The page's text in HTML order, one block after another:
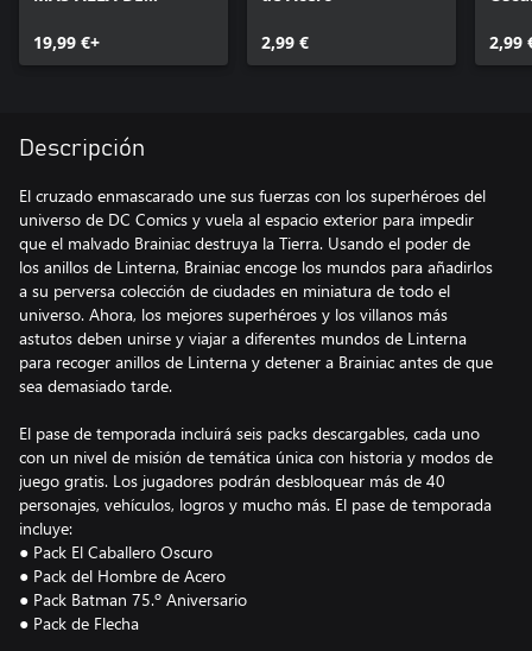
19,99 €+
2,99 € 2,99
Descripción
El cruzado enmascarado une sus fuerzas con los superhéroes del
universo de DC Comics y vuela al espacio exterior para impedir
que el malvado Brainiac destruya la Tierra. Usando el poder de
los anillos de Linterna, Brainiac encoge los mundos para añadirlos
a su perversa colección de ciudades en miniatura de todo el
universo. Ahora, los mejores superhéroes y los villanos más
astutos deben unirse y viajar a diferentes mundos de Linterna
para recoger anillos de Linterna y detener a Brainiac antes de que
sea demasiado tarde.
El pase de temporada incluirá seis packs descargables, cada uno
con un nivel de misión de temática única con historia y modos de
juego gratis. Los jugadores podrán desbloquear más de 40
personajes, vehículos, logros y mucho más. El pase de temporada
incluye:
● Pack El Caballero Oscuro
● Pack del Hombre de Acero
● Pack Batman 75.º Aniversario
● Pack de Flecha